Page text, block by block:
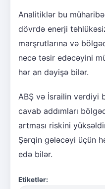
Analitiklər bu
dövrdə enerji
marşrutlarına və
necə təsir edəcəyini
hər an dəyişə bilər.
ABŞ və İsrailin verdiyi
cavab addımları
artması riskini
Şərqin gələcəyi üçün
edə bilər.
Etiketlər: